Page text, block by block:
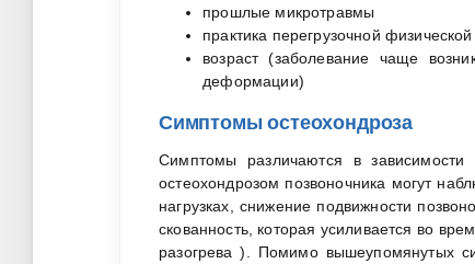
прошлые микротравмы
практика перегрузочной физической
возраст (заболевание чаще
деформации)
Симптомы остеохондроза
Симптомы различаются в
остеохондрозом позвоночника могут
нагрузках, снижение подвижности
скованность, которая усиливается во
разогрева ). Помимо вышеупомянутых